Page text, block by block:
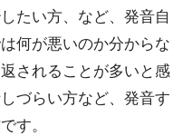
たい方、など、発音自
何が悪いのか分からな
されることが多いと感
づらい方など、発音す
す。